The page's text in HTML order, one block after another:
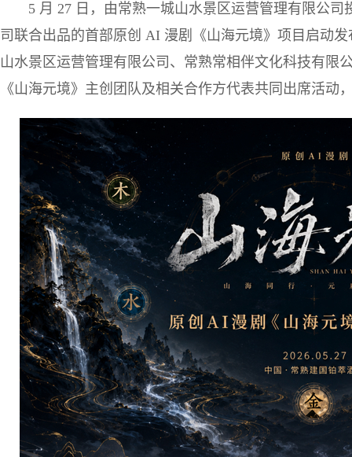
5 月 27 日，由常熟一城山水景区运营管理有限公
司联合出品的首部原创 AI 漫剧《山海元境》项目启动
山水景区运营管理有限公司、常熟常相伴文化科技有限
《山海元境》主创团队及相关合作方代表共同出席活动